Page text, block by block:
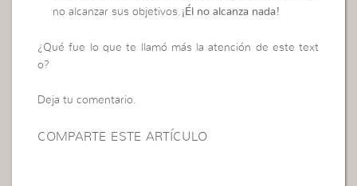
no alcanzar sus objetivos. ¡Él no alcanza nada!
¿Qué fue lo que te llamó más la atención de este text
o?
Deja tu comentario.
COMPARTE ESTE ARTÍCULO